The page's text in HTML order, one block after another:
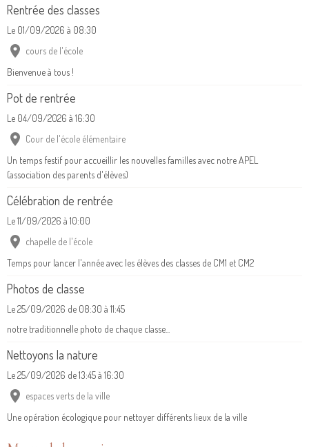
Rentrée des classes
Le 01/09/2026 à 08:30
cours de l'école
Bienvenue à tous !
Pot de rentrée
Le 04/09/2026 à 16:30
Cour de l'école élémentaire
Un temps festif pour accueillir les nouvelles familles avec notre APEL
(association des parents d'élèves)
Célébration de rentrée
Le 11/09/2026 à 10:00
chapelle de l'école
Temps pour lancer l'année avec les élèves des classes de CM1 et CM2
Photos de classe
Le 25/09/2026 de 08:30 à 11:45
notre traditionnelle photo de chaque classe...
Nettoyons la nature
Le 25/09/2026 de 13:45à 16:30
espaces verts de la ville
Une opération écologique pour nettoyer différents lieux de la ville